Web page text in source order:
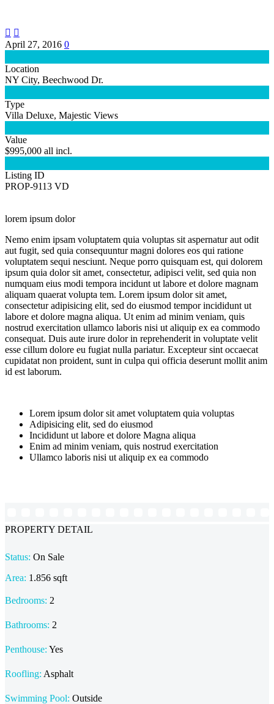
 
April 27, 2016 0
Location
NY City, Beechwood Dr.
Type
Villa Deluxe, Majestic Views
Value
$995,000 all incl.
Listing ID
PROP-9113 VD
lorem ipsum dolor
Nemo enim ipsam voluptatem quia voluptas sit aspernatur aut odit
aut fugit, sed quia consequuntur magni dolores eos qui ratione
voluptatem sequi nesciunt. Neque porro quisquam est, qui dolorem
ipsum quia dolor sit amet, consectetur, adipisci velit, sed quia non
numquam eius modi tempora incidunt ut labore et dolore magnam
aliquam quaerat volupta tem. Lorem ipsum dolor sit amet,
consectetur adipisicing elit, sed do eiusmod tempor incididunt ut
labore et dolore magna aliqua. Ut enim ad minim veniam, quis
nostrud exercitation ullamco laboris nisi ut aliquip ex ea commodo
consequat. Duis aute irure dolor in reprehenderit in voluptate velit
esse cillum dolore eu fugiat nulla pariatur. Excepteur sint occaecat
cupidatat non proident, sunt in culpa qui officia deserunt mollit anim
id est laborum.
Lorem ipsum dolor sit amet voluptatem quia voluptas
Adipisicing elit, sed do eiusmod
Incididunt ut labore et dolore Magna aliqua
Enim ad minim veniam, quis nostrud exercitation
Ullamco laboris nisi ut aliquip ex ea commodo
PROPERTY DETAIL
Status: On Sale
Area: 1.856 sqft
Bedrooms: 2
Bathrooms: 2
Penthouse: Yes
Roofling: Asphalt
Swimming Pool: Outside